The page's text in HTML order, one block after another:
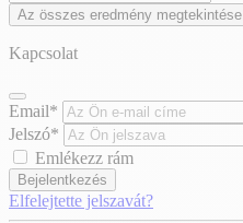
Az összes eredmény megtekintése
Kapcsolat
Email*
Jelszó*
Emlékezz rám
Bejelentkezés
Elfelejtette jelszavát?